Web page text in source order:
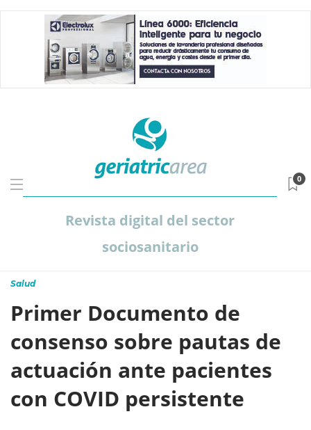
Revista digital del sector
sociosanitario
0
Salud
Primer Documento de
consenso sobre pautas de
actuación ante pacientes
con COVID persistente